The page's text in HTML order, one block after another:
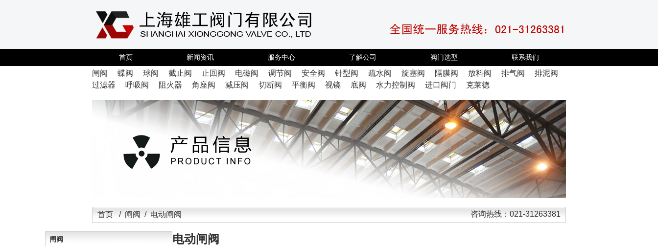
首页 新闻资讯 服务中心 了解公司 阀门选型 联系我们
闸阀 蝶阀 球阀 截止阀 止回阀 电磁阀 调节阀 安全阀 针型阀 疏水阀 旋塞阀 隔膜阀 放料阀 排气阀
排泥阀
过滤器
呼吸阀 阻火器 角座阀 减压阀 切断阀 平衡阀 视镜 底阀 水力控制阀 进口阀门 克莱德
首页 / 闸阀 / 电动闸阀 咨询热线：021-31263381
闸阀
电动闸阀